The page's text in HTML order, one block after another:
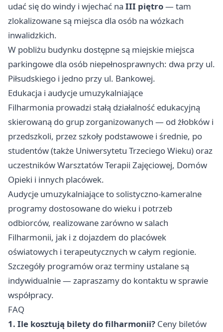
udać się do windy i wjechać na III piętro— tam
zlokalizowane są miejsca dla osób na wózkach
inwalidzkich.
W pobliżu budynku dostępne są miejskie miejsca
parkingowe dla osób niepełnosprawnych: dwa przy ul.
Piłsudskiego i jedno przy ul. Bankowej.
Edukacja i audycje umuzykalniające
Filharmonia prowadzi stałą działalność edukacyjną
skierowaną do grup zorganizowanych — od żłobków i
przedszkoli, przez szkoły podstawowe i średnie, po
studentów (także Uniwersytetu Trzeciego Wieku) oraz
uczestników Warsztatów Terapii Zajęciowej, Domów
Opieki i innych placówek.
Audycje umuzykalniające to solistyczno-kameralne
programy dostosowane do wieku i potrzeb
odbiorców, realizowane zarówno w salach
Filharmonii, jak i z dojazdem do placówek
oświatowych i terapeutycznych w całym regionie.
Szczegóły programów oraz terminy ustalane są
indywidualnie — zapraszamy do kontaktu w sprawie
współpracy.
FAQ
1. Ile kosztują bilety do filharmonii? Ceny biletów